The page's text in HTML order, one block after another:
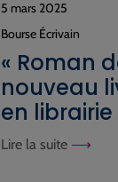
5 mars 2025
Bourse Écrivain
« Roman
nouveau
en librairie
Lire la suite